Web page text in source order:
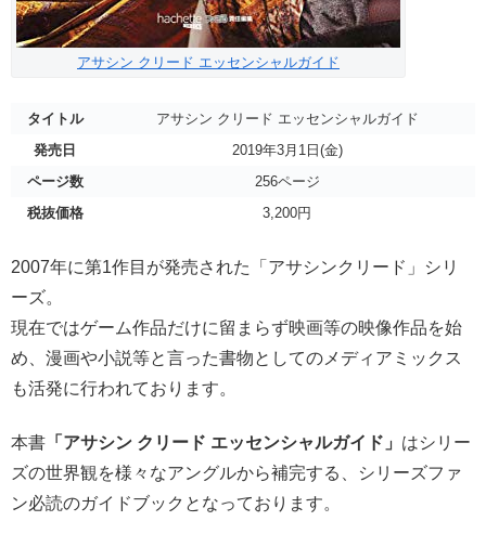
アサシン クリード エッセンシャルガイド
タイトル
アサシン クリード エッセンシャルガイド
発売日
2019年3月1日(金)
ページ数
256ページ
税抜価格
3,200円
2007年に第1作目が発売された「アサシンクリード」シリ
ーズ。
現在ではゲーム作品だけに留まらず映画等の映像作品を始
め、漫画や小説等と言った書物としてのメディアミックス
も活発に行われております。
本書 「アサシン クリード エッセンシャルガイド」 はシリー
ズの世界観を様々なアングルから補完する、シリーズファ
ン必読のガイドブックとなっております。